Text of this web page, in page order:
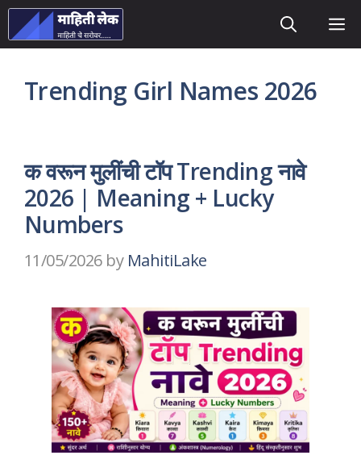
Skip
to
Trending Girl Names 2026
क वरून मुलींची टॉप Trending नावे
2026 | Meaning + Lucky
Numbers
11/05/2026 by MahitiLake